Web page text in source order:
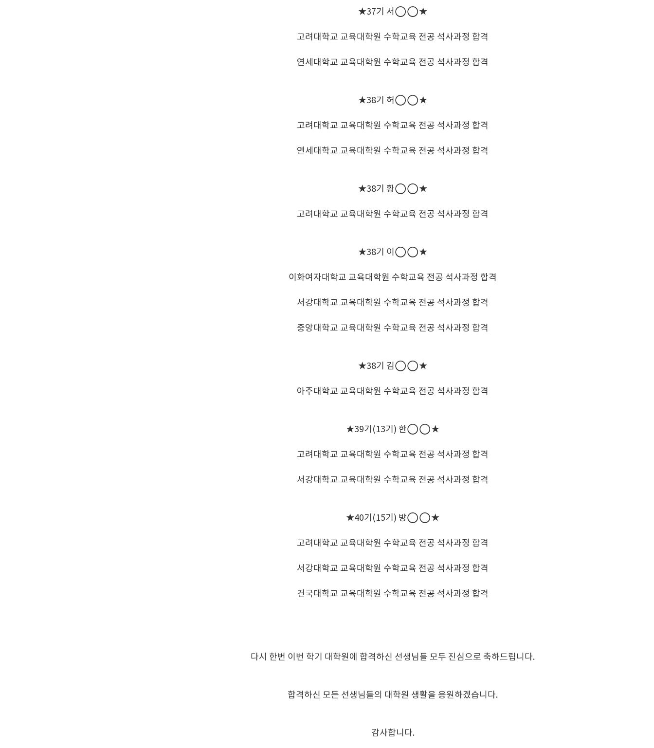
★37기 서◯◯★
고려대학교 교육대학원 수학교육 전공 석사과정 합격
연세대학교 교육대학원 수학교육 전공 석사과정 합격
★38기 허◯◯★
고려대학교 교육대학원 수학교육 전공 석사과정 합격
연세대학교 교육대학원 수학교육 전공 석사과정 합격
★38기 황◯◯★
고려대학교 교육대학원 수학교육 전공 석사과정 합격
★38기 이◯◯★
이화여자대학교 교육대학원 수학교육 전공 석사과정 합격
서강대학교 교육대학원 수학교육 전공 석사과정 합격
중앙대학교 교육대학원 수학교육 전공 석사과정 합격
★38기 김◯◯★
아주대학교 교육대학원 수학교육 전공 석사과정 합격
★39기(13기) 한◯◯★
고려대학교 교육대학원 수학교육 전공 석사과정 합격
서강대학교 교육대학원 수학교육 전공 석사과정 합격
★40기(15기) 방◯◯★
고려대학교 교육대학원 수학교육 전공 석사과정 합격
서강대학교 교육대학원 수학교육 전공 석사과정 합격
건국대학교 교육대학원 수학교육 전공 석사과정 합격
다시 한번 이번 학기 대학원에 합격하신 선생님들 모두 진심으로 축하드립니다.
합격하신 모든 선생님들의 대학원 생활을 응원하겠습니다.
감사합니다.